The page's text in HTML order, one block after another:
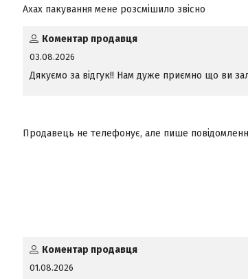
Ахах пакування мене розсмішило звісно
Коментар продавця
03.08.2026
Дякуємо за відгук!! Нам дуже приємно що ви
Продавець не телефонує, але пише
Коментар продавця
01.08.2026